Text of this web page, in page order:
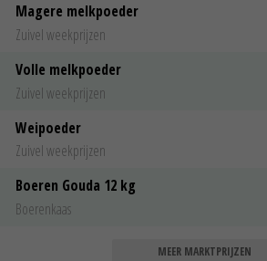
Magere melkpoeder
Zuivel weekprijzen
Volle melkpoeder
Zuivel weekprijzen
Weipoeder
Zuivel weekprijzen
Boeren Gouda 12 kg
Boerenkaas
MEER MARKTPRIJZEN